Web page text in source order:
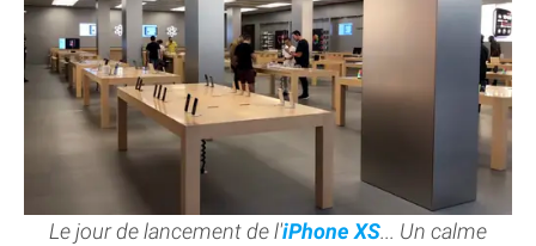
Le jour de lancement de l'iPhone XS... Un calme